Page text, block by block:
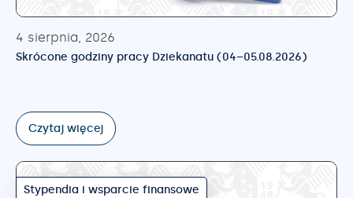
4 sierpnia, 2026
Skrócone godziny pracy Dziekanatu (04–05.08.2026)
Czytaj więcej
Stypendia i wsparcie finansowe